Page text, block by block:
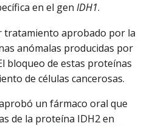
en el gen IDH1.
tratamiento aprobado por la
anómalas producidas por
bloqueo de estas proteínas
de células cancerosas.
un fármaco oral que
de la proteína IDH2 en